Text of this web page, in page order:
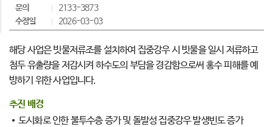
문의
2133-3873
수정일
2026-03-03
해당 사업은 빗물저류조를 설치하여 집중강우 시 빗물을 일시 저류하고
첨두 유출량을 저감시켜 하수도의 부담을 경감함으로써 홍수 피해를 예
방하기 위한 사업입니다.
추진 배경
도시화로 인한 불투수층 증가 및 돌발성 집중강우 발생빈도 증가